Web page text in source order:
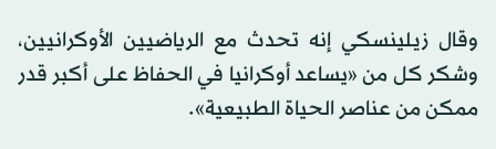
وقال زيلينسكي إنه تحدث مع الرياضيين الأوكرانيين،
وشكر كل من «يساعد أوكرانيا في الحفاظ على أكبر قدر
ممكن من عناصر الحياة الطبيعية».